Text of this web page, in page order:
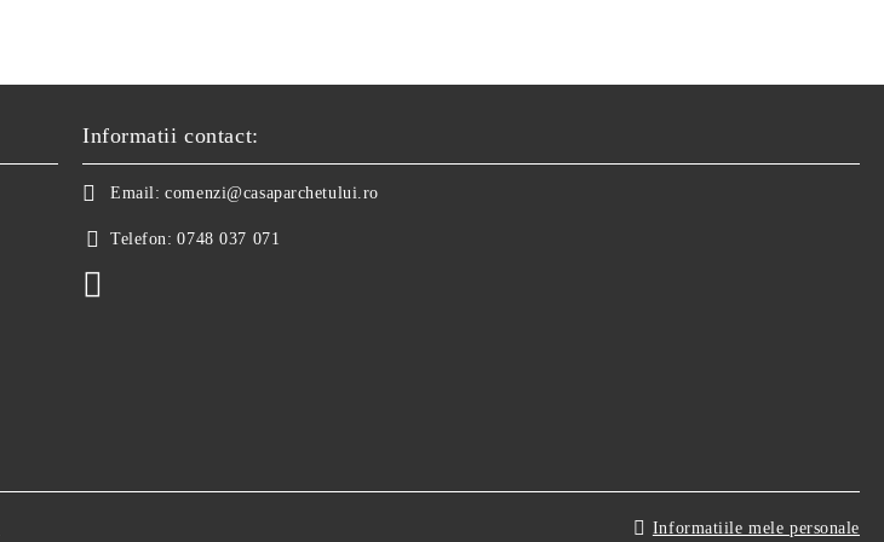
Informatii contact:
Email: comenzi@casaparchetului.ro
Telefon: 0748 037 071
Informatiile mele personale